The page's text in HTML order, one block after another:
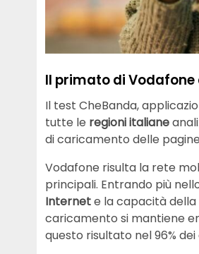
Il primato di Vodafone
Il test CheBanda,
tutte le regioni italiane
di caricamento delle
Vodafone risulta la rete
principali. Entrando più
Internete la capacità
caricamento si mantiene
questo risultato nel 96% dei